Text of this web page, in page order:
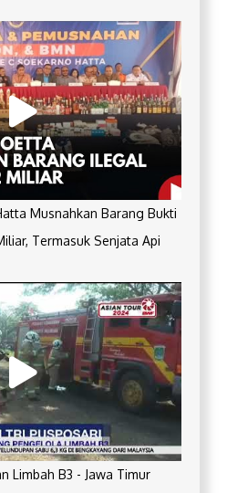
Musnahkan Barang Bukti
Termasuk Senjata Api
Limbah B3 - Jawa Timur